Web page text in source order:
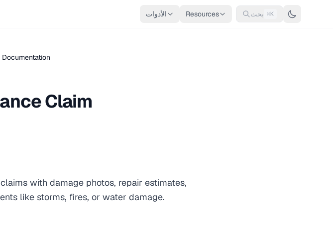
الأدوات Resources بحث ⌘K
Claim
with damage photos, repair estimates,
like storms, fires, or water damage.